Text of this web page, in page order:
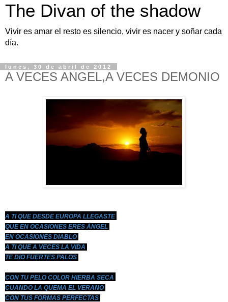
The Divan of the shadow
Vivir es amar el resto es silencio, vivir es nacer y soñar cada
día.
lunes, 30 de abril de 2012
A VECES ANGEL,A VECES DEMONIO
A TI QUE DESDE EUROPA LLEGASTE
QUE EN OCASIONES ERES ÁNGEL
EN OCASIONES DIABLO
A TI QUE A VECES LA VIDA
TE DIO FUERTES PALOS
CON TU PELO COLOR HIERBA SECA
CUANDO LA QUEMA EL VERANO
CON TUS FORMAS PERFECTAS